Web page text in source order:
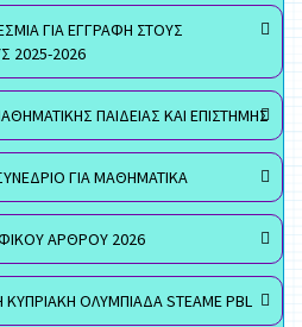
ΓΙΑ ΕΓΓΡΑΦΗ ΣΤΟΥΣ
2025-2026
ΠΑΙΔΕΙΑΣ ΚΑΙ ΕΠΙΣΤΗΜΗΣ
ΓΙΑ ΜΑΘΗΜΑΤΙΚΑ
ΑΡΘΡΟΥ 2026
ΟΛΥΜΠΙΑΔΑ STEAME PBL